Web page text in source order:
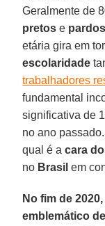
Geralmente de
pretos e pardos
etária gira em
escolaridade
trabalhadores
fundamental
significativa de
no ano
qual é acara
no Brasil em
No fim de
emblemático